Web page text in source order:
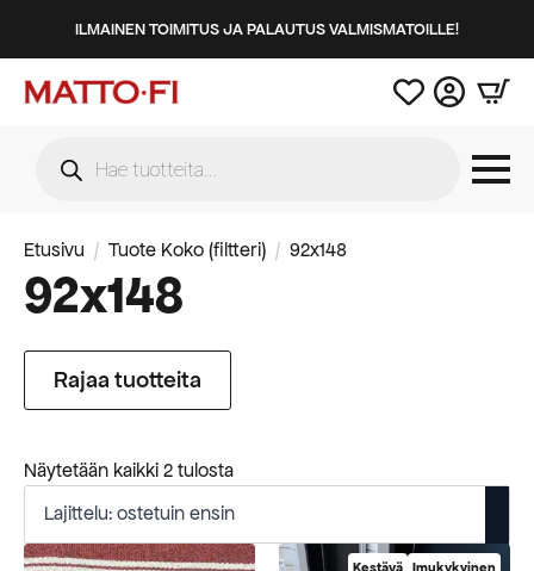
ILMAINEN TOIMITUS JA PALAUTUS VALMISMATOILLE!
search
Etusivu Tuote Koko (filtteri) 92x148
92x148
Rajaa tuotteita
Näytetään kaikki 2 tulostaSuosituimmat
Kestävä Imukykyinen